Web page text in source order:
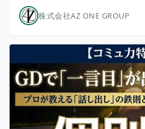
株式会社AZ ONE GROUP